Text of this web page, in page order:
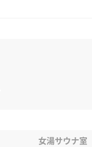
女湯サウナ室